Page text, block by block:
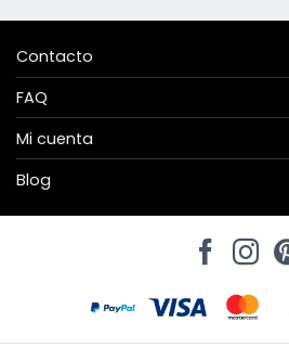
Contacto
FAQ
Mi cuenta
Blog